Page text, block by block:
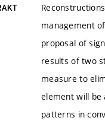
management
proposal of
results of two
measure to
element will be
patterns in